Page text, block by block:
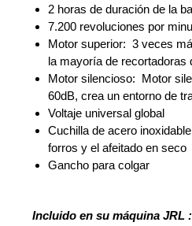
2 horas de duración de la
7.200 revoluciones por
Motor superior: 3 veces
la mayoría de recortadoras
Motor silencioso: Motor
60dB, crea un entorno de
Voltaje universal global
Cuchilla de acero
forros y el afeitado en seco
Gancho para colgar
Incluido en su máquina JRL :